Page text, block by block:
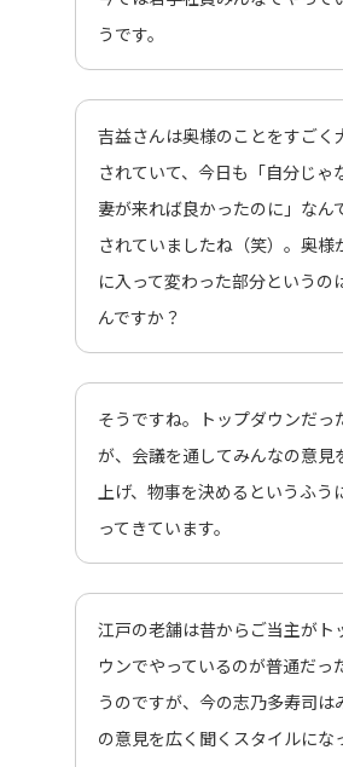
うです。
吉益さんは奥様のことをすごく
されていて、今日も「自分じゃ
妻が来れば良かったのに」なん
されていましたね（笑）。奥様
に入って変わった部分というの
んですか？
そうですね。トップダウンだっ
が、会議を通してみんなの意見
上げ、物事を決めるというふう
ってきています。
江戸の老舗は昔からご当主がト
ウンでやっているのが普通だっ
うのですが、今の志乃多寿司は
の意見を広く聞くスタイルにな